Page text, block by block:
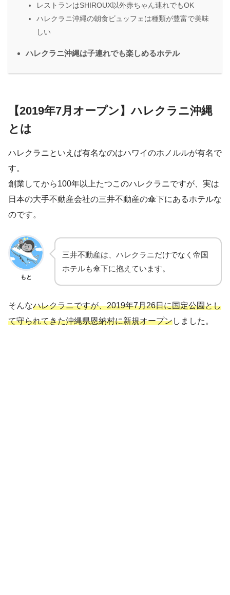
レストランはSHIROUX以外赤ちゃん連れでもOK
ハレクラニ沖縄の朝食ビュッフェは種類が豊富で美味
しい
ハレクラニ沖縄は子連れでも楽しめるホテル
【2019年7月オープン】ハレクラニ沖縄
とは
ハレクラニといえば有名なのはハワイのホノルルが有名で
す。
創業してから100年以上たつこのハレクラニですが、実は
日本の大手不動産会社の三井不動産の傘下にあるホテルな
のです。
もと
三井不動産は、ハレクラニだけでなく帝国
ホテルも傘下に抱えています。
そんなハレクラニですが、2019年7月26日に国定公園とし
て守られてきた沖縄県恩納村に新規オープンしました。